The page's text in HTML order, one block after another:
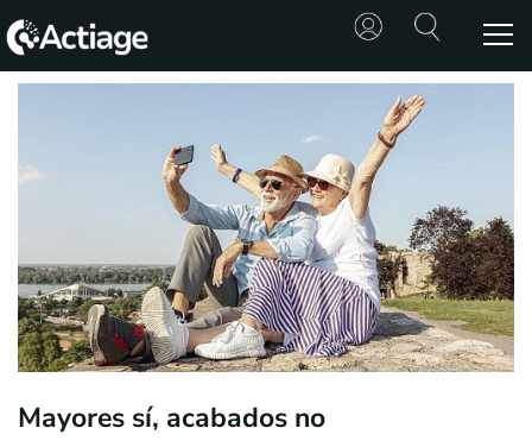
TRATAMIENTOS
CONOCE
ACTIAGE
RECURSOS
Mayores sí, acabados no